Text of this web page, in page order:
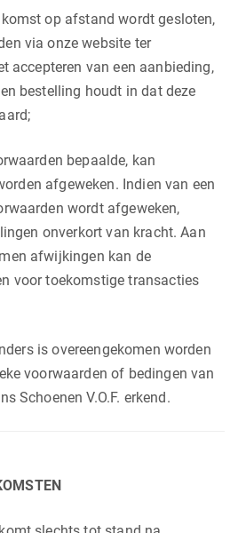
op afstand wordt gesloten,
via onze website ter
accepteren van een aanbieding,
bestelling houdt in dat deze
bepaalde, kan
afgeweken. Indien van een
wordt afgeweken,
onverkort van kracht. Aan
afwijkingen kan de
voor toekomstige transacties
is overeengekomen worden
voorwaarden of bedingen van
Schoenen V.O.F. erkend.